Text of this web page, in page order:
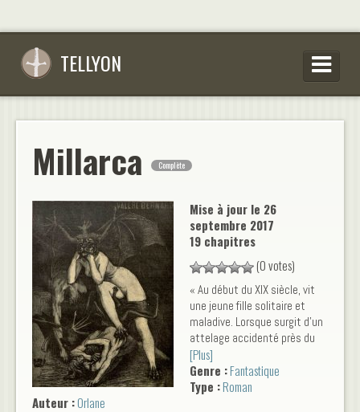
TELLYON
SE CONNECTER
S’INSCRIRE
CONSEILS D’ÉCRITURES
FAQ
Millarca Complète
Mise à jour le 26
septembre 2017
19 chapitres
(0 votes)
« Au début du XIX siècle, vit
une jeune fille solitaire et
maladive. Lorsque surgit d’un
attelage accidenté près du
vieux pont gothique la
silhouette ravissante de
Carmilla, une vie nouvelle
[Plus]
Genre :Fantastique
Type :Roman
Auteur :Orlane